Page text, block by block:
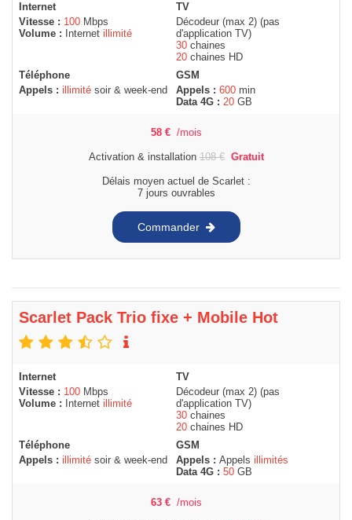
Internet
Vitesse : 100 Mbps
Volume :
Internet illimité
TV
Décodeur (max 2) (pas
d'application TV)
30 chaines
20 chaines HD
Téléphone
Appels : illimité soir & week-end
GSM
Appels : 600 min
Data 4G : 20 GB
58 € /mois
Activation & installation108€ Gratuit
Délais moyen actuel de Scarlet :
7 jours ouvrables
Commander
Scarlet Pack Trio fixe + Mobile Hot
Internet
Vitesse : 100 Mbps
Volume :
Internet illimité
TV
Décodeur (max 2) (pas
d'application TV)
30 chaines
20 chaines HD
Téléphone
Appels : illimité soir & week-end
GSM
Appels : Appels illimités
Data 4G : 50 GB
63 € /mois